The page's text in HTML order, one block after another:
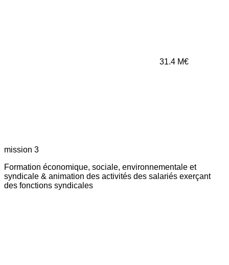
31.4 M€
mission 3
Formation économique, sociale, environnementale et
syndicale & animation des activités des salariés exerçant
des fonctions syndicales